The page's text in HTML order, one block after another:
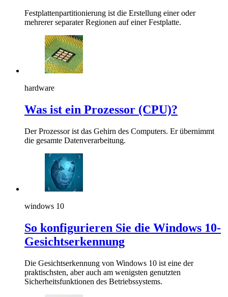
Festplattenpartitionierung ist die Erstellung einer oder
mehrerer separater Regionen auf einer Festplatte.
hardware
Was ist ein Prozessor (CPU)?
Der Prozessor ist das Gehirn des Computers. Er übernimmt
die gesamte Datenverarbeitung.
windows 10
So konfigurieren Sie die Windows 10-
Gesichtserkennung
Die Gesichtserkennung von Windows 10 ist eine der
praktischsten, aber auch am wenigsten genutzten
Sicherheitsfunktionen des Betriebssystems.